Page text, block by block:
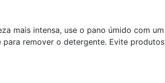
mais intensa, use o pano úmido com um
remover o detergente. Evite produtos